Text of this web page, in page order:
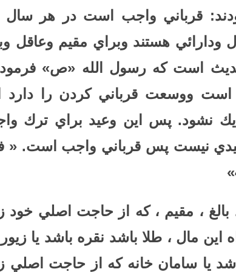
قرباني واجب است در هر
هستند وبراي مقيم وعاقل
حديث است كه رسول الله «ص»
ووسعت قرباني كردن را دارد
نشود. پس اين وعيد براي ترك
نيست پس قرباني واجب است. «
»
، مقيم ، كه از حاجت اصلي خود
مال ، طلا باشد نقره باشد يا
يا سامان خانه كه از حاجت اصلي